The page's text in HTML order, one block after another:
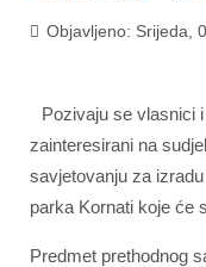
Objavljeno: Srijeda,
Pozivaju se vlasnici
zainteresirani na
savjetovanju za
parka Kornati koje će
Predmet prethodnog